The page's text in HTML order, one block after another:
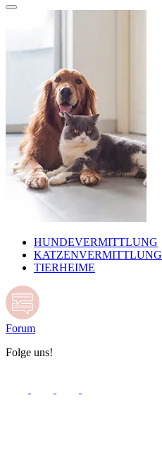
HUNDEVERMITTLUNG
KATZENVERMITTLUNG
TIERHEIME
Forum
Folge uns!